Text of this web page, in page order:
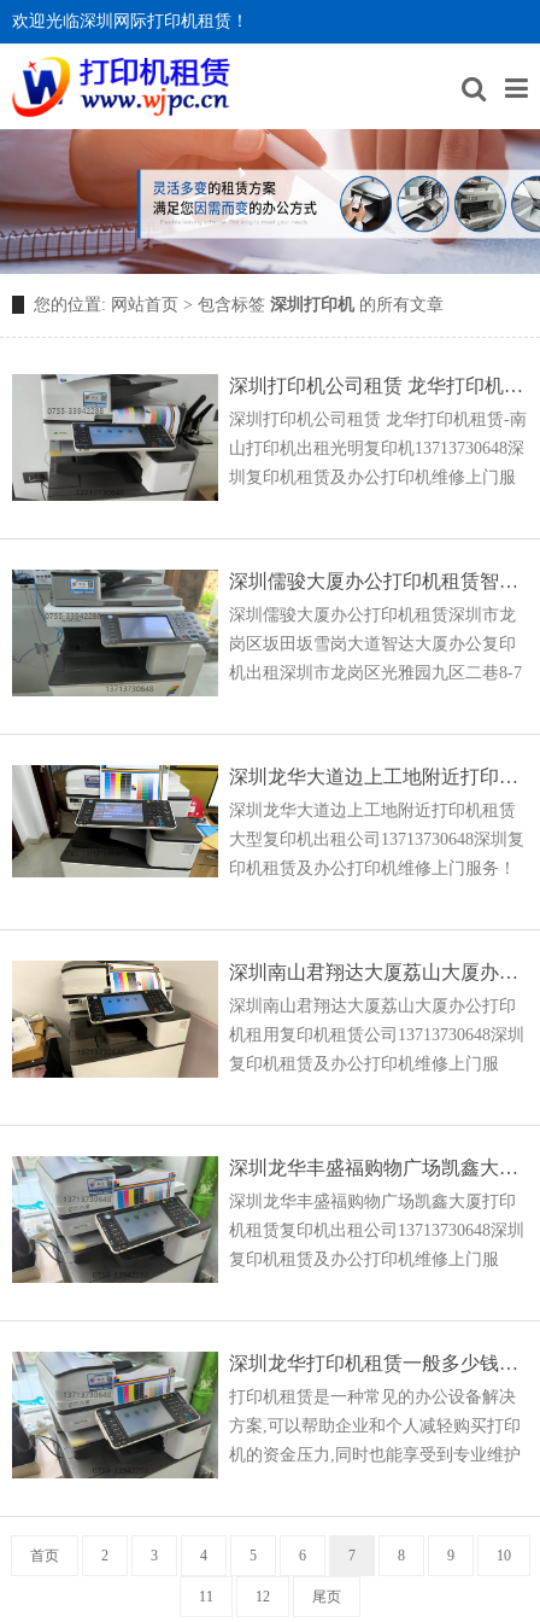
欢迎光临深圳网际打印机租赁！
您的位置: 网站首页 > 包含标签 深圳打印机的所有文章
深圳打印机公司租赁 龙华打印机租赁-南山打印机出租光明复印机
深圳打印机公司租赁 龙华打印机租赁-南
山打印机出租光明复印机13713730648深
圳复印机租赁及办公打印机维修上门服
色复印机租赁、理光打印机租赁、多功
深圳儒骏大厦办公打印机租赁智达大厦办公复印机出租公司
深圳儒骏大厦办公打印机租赁深圳市龙
岗区坂田坂雪岗大道智达大厦办公复印
机出租深圳市龙岗区光雅园九区二巷8-7
印机维修上门服务！专业复印机租赁、
深圳龙华大道边上工地附近打印机租赁大型复印机出租公司
深圳龙华大道边上工地附近打印机租赁
大型复印机出租公司13713730648深圳复
印机租赁及办公打印机维修上门服务！
印机租赁、理光打印机租赁、多功能彩
深圳南山君翔达大厦荔山大厦办公打印机租用复印机租赁公司
深圳南山君翔达大厦荔山大厦办公打印
机租用复印机租赁公司13713730648深圳
复印机租赁及办公打印机维修上门服
色复印机租赁、理光打印机租赁、多功
深圳龙华丰盛福购物广场凯鑫大厦打印机租赁复印机出租公司
深圳龙华丰盛福购物广场凯鑫大厦打印
机租赁复印机出租公司13713730648深圳
复印机租赁及办公打印机维修上门服
色复印机租赁、理光打印机租赁、多功
深圳龙华打印机租赁一般多少钱一个月？南山光明复印机出租
打印机租赁是一种常见的办公设备解决
方案,可以帮助企业和个人减轻购买打印
机的资金压力,同时也能享受到专业维护
根据打印机型号、租赁期限和租赁服务
首页 2 3 4 5 6 7 8 9 10
11 12 尾页